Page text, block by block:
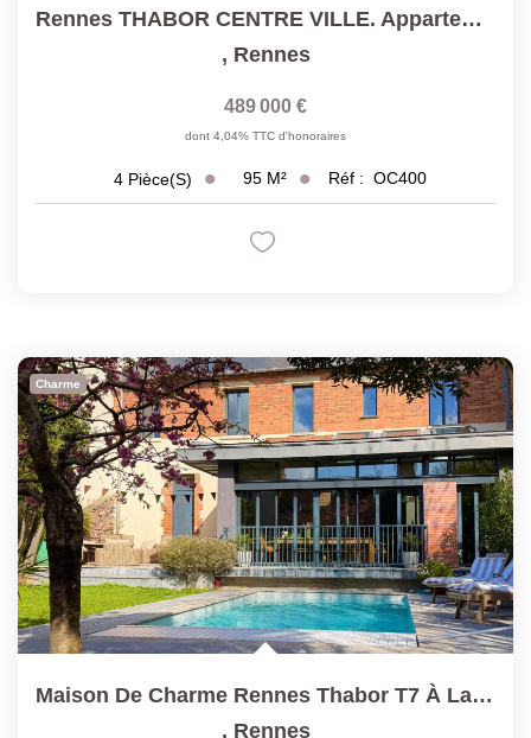
Rennes THABOR CENTRE VILLE. Appartement 95 M² Habitables...
, Rennes
489 000 €
dont 4,04% TTC d'honoraires
4 Pièce(s) 95 M² Réf : OC400
Charme
Maison De Charme Rennes Thabor T7 À La Déco Soignée
, Rennes